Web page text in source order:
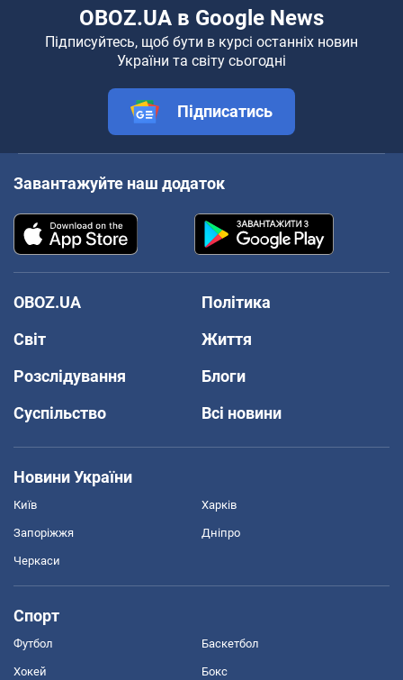
OBOZ.UA в Google News
Підписуйтесь, щоб бути в курсі останніх новин
України та світу сьогодні
Підписатись
Завантажуйте наш додаток
OBOZ.UA
Політика
Світ
Життя
Розслідування
Блоги
Суспільство
Всі новини
Новини України
Київ Харків
Запоріжжя Дніпро
Черкаси
Спорт
Футбол Баскетбол
Хокей Бокс